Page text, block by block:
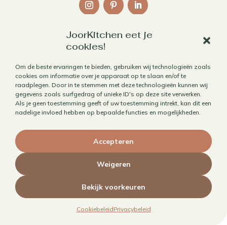
JoorKitchen eet je
cookies!
Om de beste ervaringen te bieden, gebruiken wij technologieën zoals
cookies om informatie over je apparaat op te slaan en/of te
raadplegen. Door in te stemmen met deze technologieën kunnen wij
gegevens zoals surfgedrag of unieke ID's op deze site verwerken.
Als je geen toestemming geeft of uw toestemming intrekt, kan dit een
nadelige invloed hebben op bepaalde functies en mogelijkheden.
Accepteren
Weigeren
Bekijk voorkeuren
CookiebeleidPrivacybeleid
Contact
Algemene voorwaarden
Privacybeleid
Merken